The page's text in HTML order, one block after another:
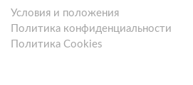
Условия и положения
Политика конфиденциальности
Политика Cookies